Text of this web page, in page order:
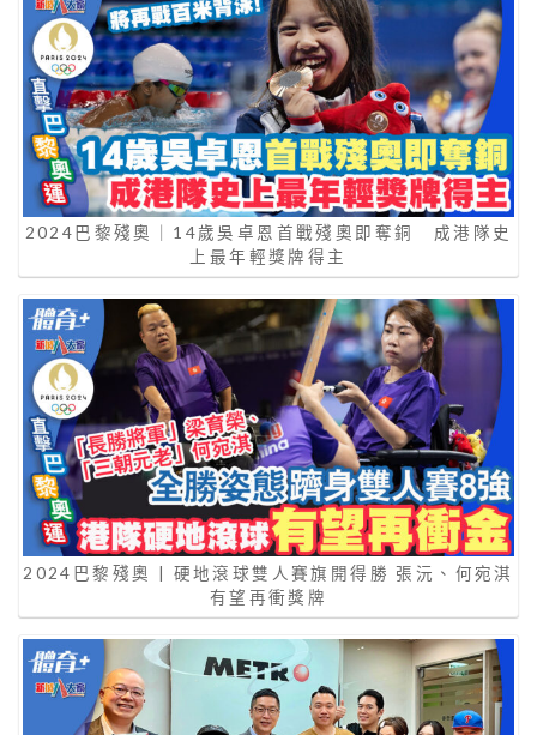
2024巴黎殘奧｜14歲吳卓恩首戰殘奧即奪銅 成港隊史
上最年輕獎牌得主
2024巴黎殘奧 | 硬地滾球雙人賽旗開得勝 張沅、何宛淇
有望再衝獎牌